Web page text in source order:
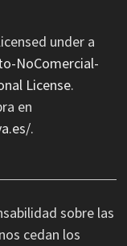
under a
NoComercial-
License.
en
.
sobre las
cedan los